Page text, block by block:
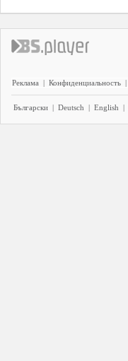
Реклама | Конфиденциальность |
Български | Deutsch | English |